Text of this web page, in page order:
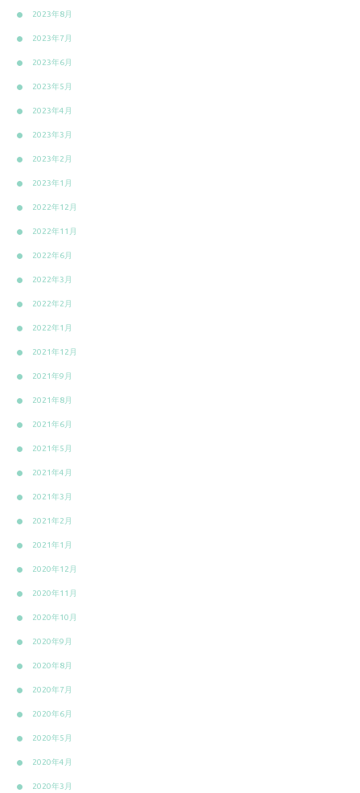
2023年8月
2023年7月
2023年6月
2023年5月
2023年4月
2023年3月
2023年2月
2023年1月
2022年12月
2022年11月
2022年6月
2022年3月
2022年2月
2022年1月
2021年12月
2021年9月
2021年8月
2021年6月
2021年5月
2021年4月
2021年3月
2021年2月
2021年1月
2020年12月
2020年11月
2020年10月
2020年9月
2020年8月
2020年7月
2020年6月
2020年5月
2020年4月
2020年3月